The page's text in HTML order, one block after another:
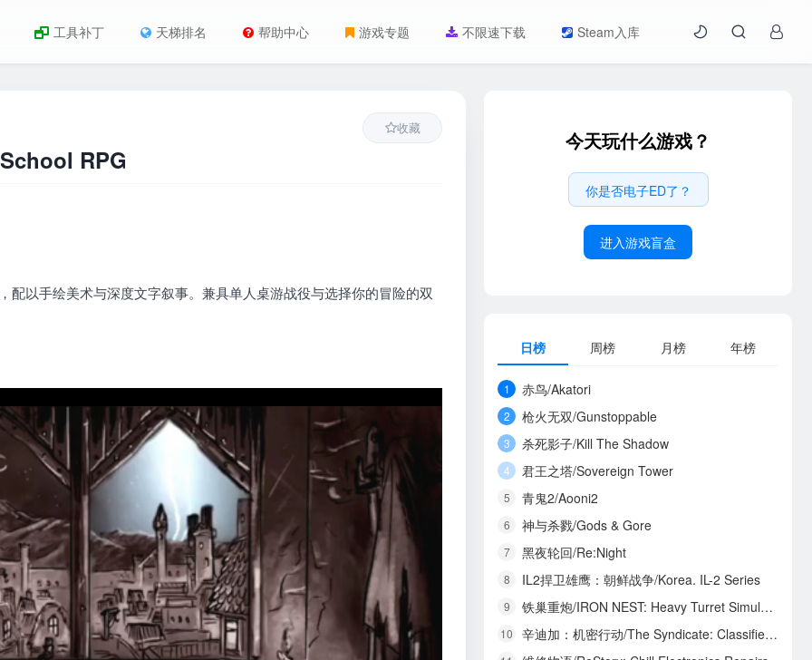
工具补丁 天梯排名 帮助中心 游戏专题 不限速下载 Steam入库
RPG
收藏
以手绘美术与深度文字叙事。兼具单人桌游战役与选择你的冒险的双
今天玩什么游戏？
你是否电子ED了？
进入游戏盲盒
日榜 周榜 月榜 年榜
1 赤鸟/Akatori
2 枪火无双/Gunstoppable
3 杀死影子/Kill The Shadow
4 君王之塔/Sovereign Tower
5 青鬼2/Aooni2
6 神与杀戮/Gods & Gore
7 黑夜轮回/Re:Night
8 IL2捍卫雄鹰：朝鲜战争/Korea. IL-2 Series
9 铁巢重炮/IRON NEST: Heavy Turret Simulator
10 辛迪加：机密行动/The Syndicate: Classified Operations